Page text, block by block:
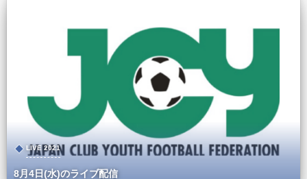
LIVE 2021
8月4日(水)のライブ配信